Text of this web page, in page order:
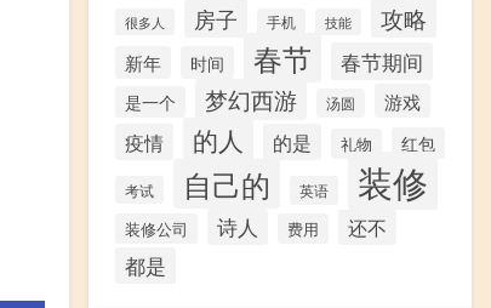
很多人 房子 手机 技能 攻略
新年 时间 春节 春节期间
是一个 梦幻西游 汤圆 游戏
疫情 的人 的是 礼物 红包
考试 自己的 英语 装修
装修公司 诗人 费用 还不
都是